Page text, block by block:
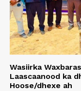
Wasiirka
Laascaanood ka
Hoose/dhexe ah